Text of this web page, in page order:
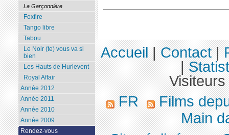
La Garçonnière
Foxfire
Tango libre
Tabou
Le Noir (te) vous va si
bien
Les Hauts de Hurlevent
Royal Affair
Année 2012
Année 2011
Année 2010
Année 2009
Rendez-vous
Accueil|Contact|
|
FR
Films
Main